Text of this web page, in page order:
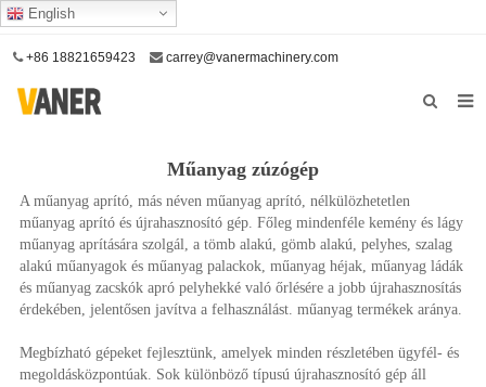
English
+86 18821659423 carrey@vanermachinery.com
Rólunk
Termékek
Szolgáltatásunk
Műanyag zúzógép
A műanyag aprító, más néven műanyag aprító, nélkülözhetetlen
műanyag aprító és újrahasznosító gép. Főleg mindenféle kemény és lágy
műanyag aprítására szolgál, a tömb alakú, gömb alakú, pelyhes, szalag
alakú műanyagok és műanyag palackok, műanyag héjak, műanyag ládák
és műanyag zacskók apró pelyhekké való őrlésére a jobb újrahasznosítás
érdekében, jelentősen javítva a felhasználást. műanyag termékek aránya.
Megbízható gépeket fejlesztünk, amelyek minden részletében ügyfél- és
megoldásközpontúak. Sok különböző típusú újrahasznosító gép áll